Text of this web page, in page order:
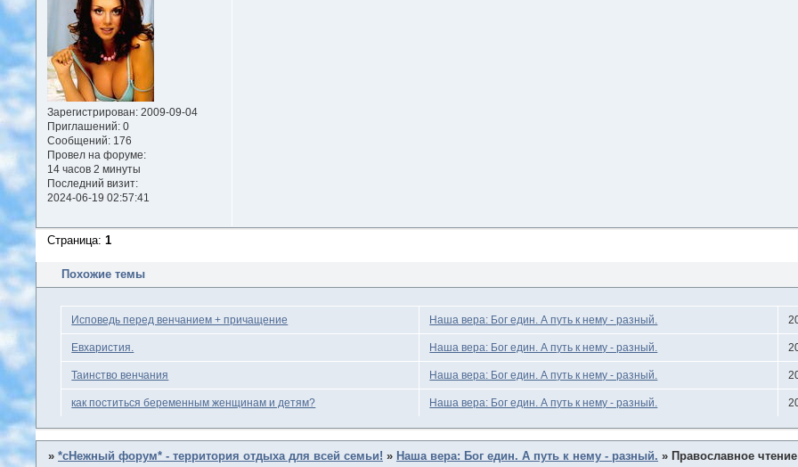
Зарегистрирован: 2009-09-04
Приглашений:0
Сообщений:176
Провел на форуме:
14 часов 2 минуты
Последний визит:
2024-06-19 02:57:41
Страница: 1
Похожие темы
Исповедь перед венчанием + причащение Наша вера: Бог един. А путь к нему - разный.
Евхаристия. Наша вера: Бог един. А путь к нему - разный.
Таинство венчания Наша вера: Бог един. А путь к нему - разный.
как поститься беременным женщинам и детям? Наша вера: Бог един. А путь к нему - разный.
» *сНежный форум* - территория отдыха для всей семьи! » Наша вера: Бог един. А путь к нему - разный. » Православное чтение